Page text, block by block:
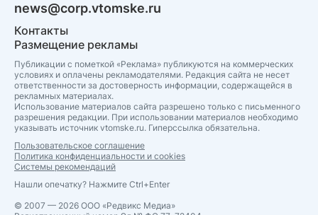
news@corp.vtomske.ru
Контакты
Размещение рекламы
Публикации с пометкой «Реклама» публикуются на коммерческих
условиях и оплачены рекламодателями. Редакция сайта не несет
ответственности за достоверность информации, содержащейся в
рекламных материалах.
Использование материалов сайта разрешено только с письменного
разрешения редакции. При использовании материалов необходимо
указывать источник vtomske.ru. Гиперссылка обязательна.
Пользовательское соглашение
Политика конфиденциальности и cookies
Системы рекомендаций
Нашли опечатку? Нажмите Ctrl+Enter
© 2007 — 2026 ООО «Редвикс Медиа»